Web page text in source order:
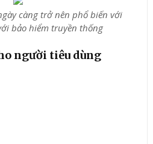
càng trở nên phổ biến với
bảo hiểm truyền thống
người tiêu dùng